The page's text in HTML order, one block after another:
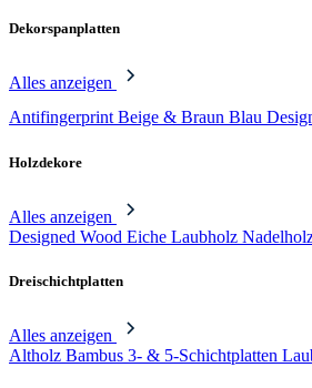
Dekorspanplatten
Alles anzeigen
Antifingerprint Beige & Braun Blau
Holzdekore
Alles anzeigen
Designed Wood Eiche Laubholz
Dreischichtplatten
Alles anzeigen
Altholz Bambus 3- & 5-Schichtplatten